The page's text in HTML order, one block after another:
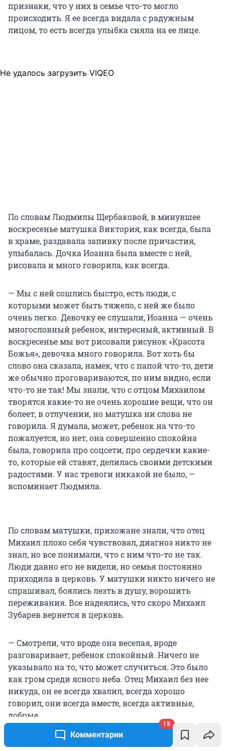
Комментарии
15
признаки, что у них в семье что-то могло
происходить. Я ее всегда видала с радужным
лицом, то есть всегда улыбка сияла на ее лице.
Не удалось загрузить VIQEO
По словам Людмилы Щербаковой, в минувшее
воскресенье матушка Виктория, как всегда, была
в храме, раздавала запивку после причастия,
улыбалась. Дочка Иоанна была вместе с ней,
рисовала и много говорила, как всегда.
— Мы с ней сошлись быстро, есть люди, с
которыми может быть тяжело, с ней же было
очень легко. Девочку ее слушали, Иоанна — очень
многословный ребенок, интересный, активный. В
воскресенье мы вот рисовали рисунок «Красота
Божья», девочка много говорила. Вот хоть бы
слово она сказала, намек, что с папой что-то, дети
же обычно проговариваются, по ним видно, если
что-то не так! Мы знали, что с отцом Михаилом
творятся какие-то не очень хорошие вещи, что он
болеет, в отлучении, но матушка ни слова не
говорила. Я думала, может, ребенок на что-то
пожалуется, но нет, она совершенно спокойна
была, говорила про соцсети, про сердечки какие-
то, которые ей ставят, делилась своими детскими
радостями. У нас тревоги никакой не было, —
вспоминает Людмила.
По словам матушки, прихожане знали, что отец
Михаил плохо себя чувствовал, диагноз никто не
знал, но все понимали, что с ним что-то не так.
Люди давно его не видели, но семья постоянно
приходила в церковь. У матушки никто ничего не
спрашивал, боялись лезть в душу, ворошить
переживания. Все надеялись, что скоро Михаил
Зубарев вернется в церковь.
— Смотрели, что вроде она веселая, вроде
разговаривает, ребенок спокойный. Ничего не
указывало на то, что может случиться. Это было
как гром среди ясного неба. Отец Михаил без нее
никуда, он ее всегда хвалил, всегда хорошо
говорил, они всегда вместе, всегда активные,
добрые.
Другая прихожанка Анастасия, состоящая в